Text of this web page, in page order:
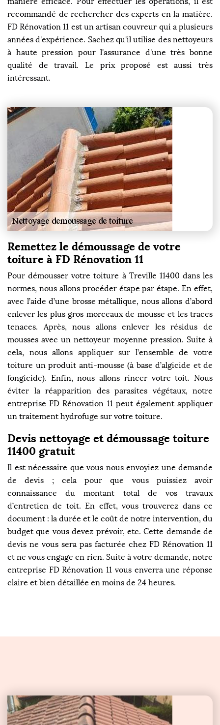
recommandé de rechercher des experts en la matière.
FD Rénovation 11 est un artisan couvreur qui a plusieurs
années d'expérience. Sachez qu'il utilise des nettoyeurs
à haute pression pour l'assurance d'une très bonne
qualité de travail. Le prix proposé est aussi très
intéressant.
Remettez le démoussage de votre
toiture à FD Rénovation 11
Pour démousser votre toiture à Treville 11400 dans les
normes, nous allons procéder étape par étape. En effet,
avec l’aide d’une brosse métallique, nous allons d’abord
enlever les plus gros morceaux de mousse et les traces
tenaces. Après, nous allons enlever les résidus de
mousses avec un nettoyeur moyenne pression. Suite à
cela, nous allons appliquer sur l’ensemble de votre
toiture un produit anti-mousse (à base d’algicide et de
fongicide). Enfin, nous allons rincer votre toit. Nous
éviter la réapparition des parasites végétaux, notre
entreprise FD Rénovation 11 peut également appliquer
un traitement hydrofuge sur votre toiture.
Devis nettoyage et démoussage toiture
11400 gratuit
Il est nécessaire que vous nous envoyiez une demande
de devis ; cela pour que vous puissiez avoir
connaissance du montant total de vos travaux
d’entretien de toit. En effet, vous trouverez dans ce
document : la durée et le coût de notre intervention, du
budget que vous devez prévoir, etc. Cette demande de
devis ne vous sera pas facturée chez FD Rénovation 11
et ne vous engage en rien. Suite à votre demande, notre
entreprise FD Rénovation 11 vous enverra une réponse
claire et bien détaillée en moins de 24 heures.